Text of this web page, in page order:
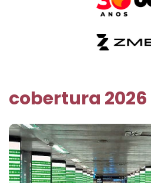
cobertura 2026